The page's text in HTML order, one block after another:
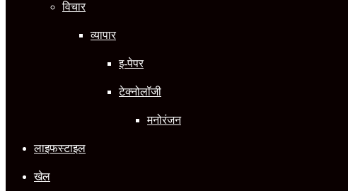
विचार
व्यापार
इ-पेपर
टेक्नोलॉजी
मनोरंजन
लाइफस्टाइल
खेल